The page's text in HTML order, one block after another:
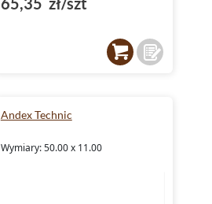
Andex Technic
Wymiary: 50.00 x 11.00